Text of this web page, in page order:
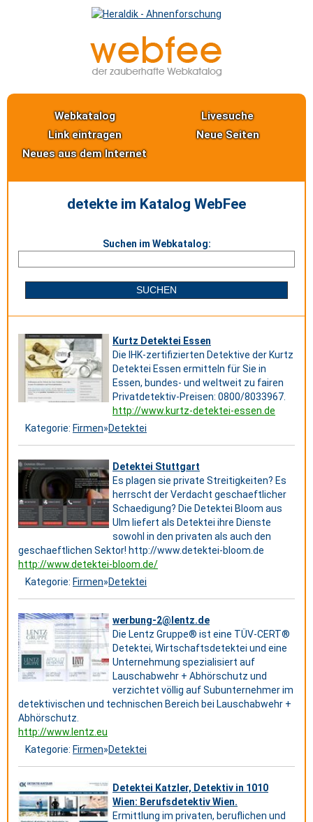
Webkatalog
Livesuche
Link eintragen
Neue Seiten
Neues aus dem Internet
detekte im Katalog WebFee
Suchen im Webkatalog:
Kurtz Detektei Essen
Die IHK-zertifizierten Detektive der Kurtz
Detektei Essen ermitteln für Sie in
Essen, bundes- und weltweit zu fairen
Privatdetektiv-Preisen: 0800/8033967.
http://www.kurtz-detektei-essen.de
Kategorie: Firmen»Detektei
Detektei Stuttgart
Es plagen sie private Streitigkeiten? Es
herrscht der Verdacht geschaeftlicher
Schaedigung? Die Detektei Bloom aus
Ulm liefert als Detektei ihre Dienste
sowohl in den privaten als auch den
geschaeftlichen Sektor! http://www.detektei-bloom.de
http://www.detektei-bloom.de/
Kategorie: Firmen»Detektei
werbung-2@lentz.de
Die Lentz Gruppe® ist eine TÜV-CERT®
Detektei, Wirtschaftsdetektei und eine
Unternehmung spezialisiert auf
Lauschabwehr + Abhörschutz und
verzichtet völlig auf Subunternehmer im
detektivischen und technischen Bereich bei Lauschabwehr +
Abhörschutz.
http://www.lentz.eu
Kategorie: Firmen»Detektei
Detektei Katzler, Detektiv in 1010
Wien: Berufsdetektiv Wien.
Ermittlung im privaten, beruflichen und